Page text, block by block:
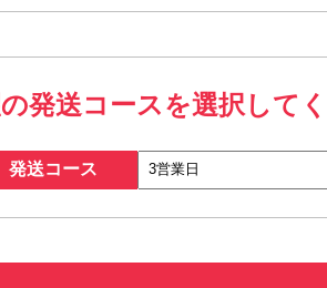
発送コースを選択して
発送コース